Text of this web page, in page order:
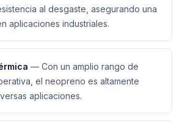
al desgaste, asegurando una
aplicaciones industriales.
— Con un amplio rango de
el neopreno es altamente
aplicaciones.